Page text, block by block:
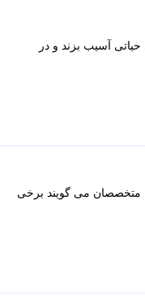
آسیب بزند و در
متخصصان می گویند برخی